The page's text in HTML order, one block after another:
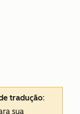
tradução:
sua